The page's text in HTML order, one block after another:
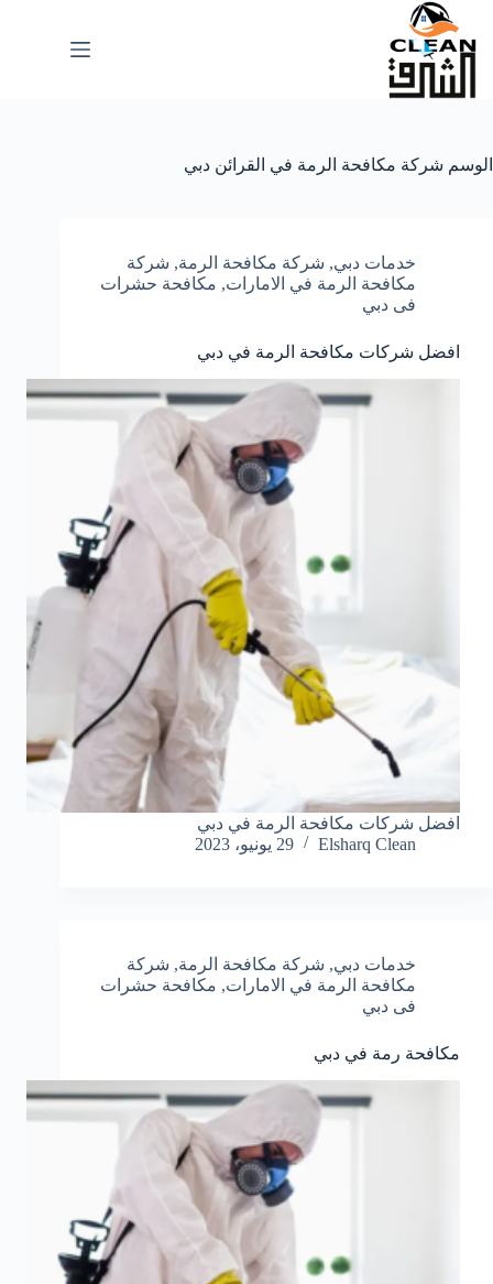
التجاوز
المحتوى
الوسم شركة مكافحة الرمة في القرائن دبي
خدمات دبي, شركة مكافحة الرمة, شركة
مكافحة الرمة في الامارات, مكافحة حشرات
فى دبي
افضل شركات مكافحة الرمة في دبي
افضل شركات مكافحة الرمة في دبي
Elsharq Clean
29 يونيو، 2023
خدمات دبي, شركة مكافحة الرمة, شركة
مكافحة الرمة في الامارات, مكافحة حشرات
فى دبي
مكافحة رمة في دبي